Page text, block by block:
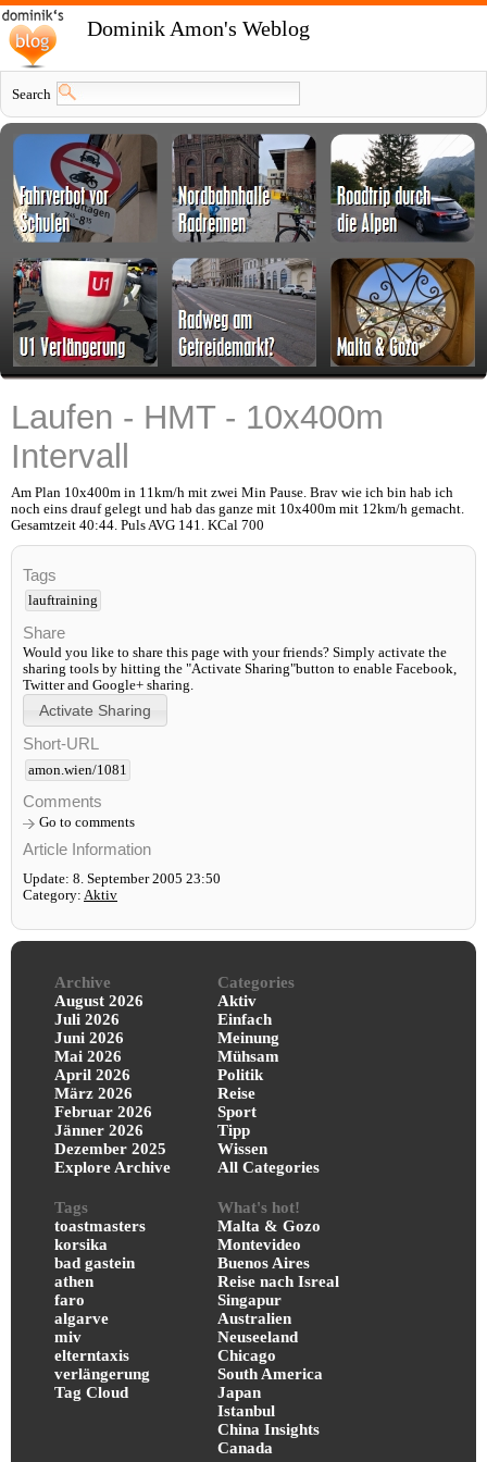
Dominik Amon's Weblog
Search
Laufen - HMT - 10x400m
Intervall
Am Plan 10x400m in 11km/h mit zwei Min Pause. Brav wie ich bin hab ich
noch eins drauf gelegt und hab das ganze mit 10x400m mit 12km/h gemacht.
Gesamtzeit 40:44. Puls AVG 141. KCal 700
Tags
lauftraining
Share
Would you like to share this page with your friends? Simply activate the
sharing tools by hitting the "Activate Sharing"button to enable Facebook,
Twitter and Google+ sharing.
Short-URL
amon.wien/1081
Comments
Go to comments
Article Information
Update: 8. September 2005 23:50
Category: Aktiv
Archive
August 2026
Juli 2026
Juni 2026
Mai 2026
April 2026
März 2026
Februar 2026
Jänner 2026
Dezember 2025
Explore Archive
Categories
Aktiv
Einfach
Meinung
Mühsam
Politik
Reise
Sport
Tipp
Wissen
All Categories
Tags
toastmasters
korsika
bad gastein
athen
faro
algarve
miv
elterntaxis
verlängerung
Tag Cloud
What's hot!
Malta & Gozo
Montevideo
Buenos Aires
Reise nach Isreal
Singapur
Australien
Neuseeland
Chicago
South America
Japan
Istanbul
China Insights
Canada